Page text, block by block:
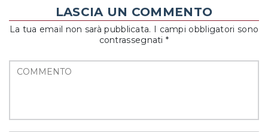
LASCIA UN COMMENTO
La tua email non sarà pubblicata. I campi obbligatori sono
contrassegnati *